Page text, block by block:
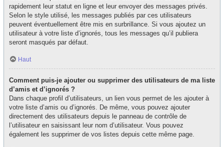
rapidement leur statut en ligne et leur envoyer des messages privés.
Selon le style utilisé, les messages publiés par ces utilisateurs
peuvent éventuellement être mis en surbrillance. Si vous ajoutez un
utilisateur à votre liste d’ignorés, tous les messages qu’il publiera
seront masqués par défaut.
Haut
Comment puis-je ajouter ou supprimer des utilisateurs de ma liste
d’amis et d’ignorés ?
Dans chaque profil d’utilisateurs, un lien vous permet de les ajouter à
votre liste d’amis ou d’ignorés. De même, vous pouvez ajouter
directement des utilisateurs depuis le panneau de contrôle de
l’utilisateur en saisissant leur nom d’utilisateur. Vous pouvez
également les supprimer de vos listes depuis cette même page.